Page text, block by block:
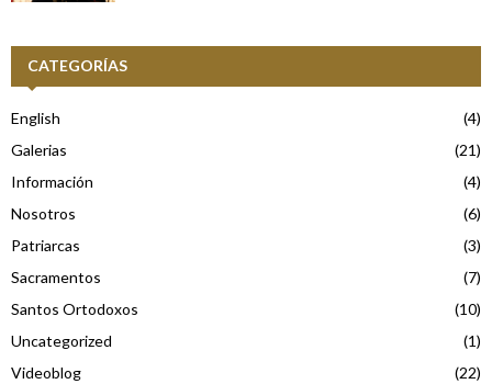
CATEGORÍAS
English
(4)
Galerias
(21)
Información
(4)
Nosotros
(6)
Patriarcas
(3)
Sacramentos
(7)
Santos Ortodoxos
(10)
Uncategorized
(1)
Videoblog
(22)